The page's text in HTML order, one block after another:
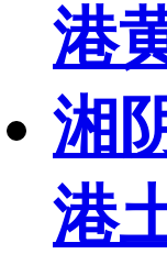
港
湘
港